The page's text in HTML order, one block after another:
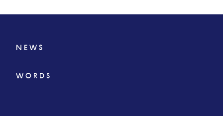
NEWS
WORDS